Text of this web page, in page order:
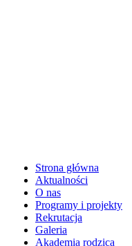
Strona główna
Aktualności
O nas
Programy i projekty
Rekrutacja
Galeria
Akademia rodzica